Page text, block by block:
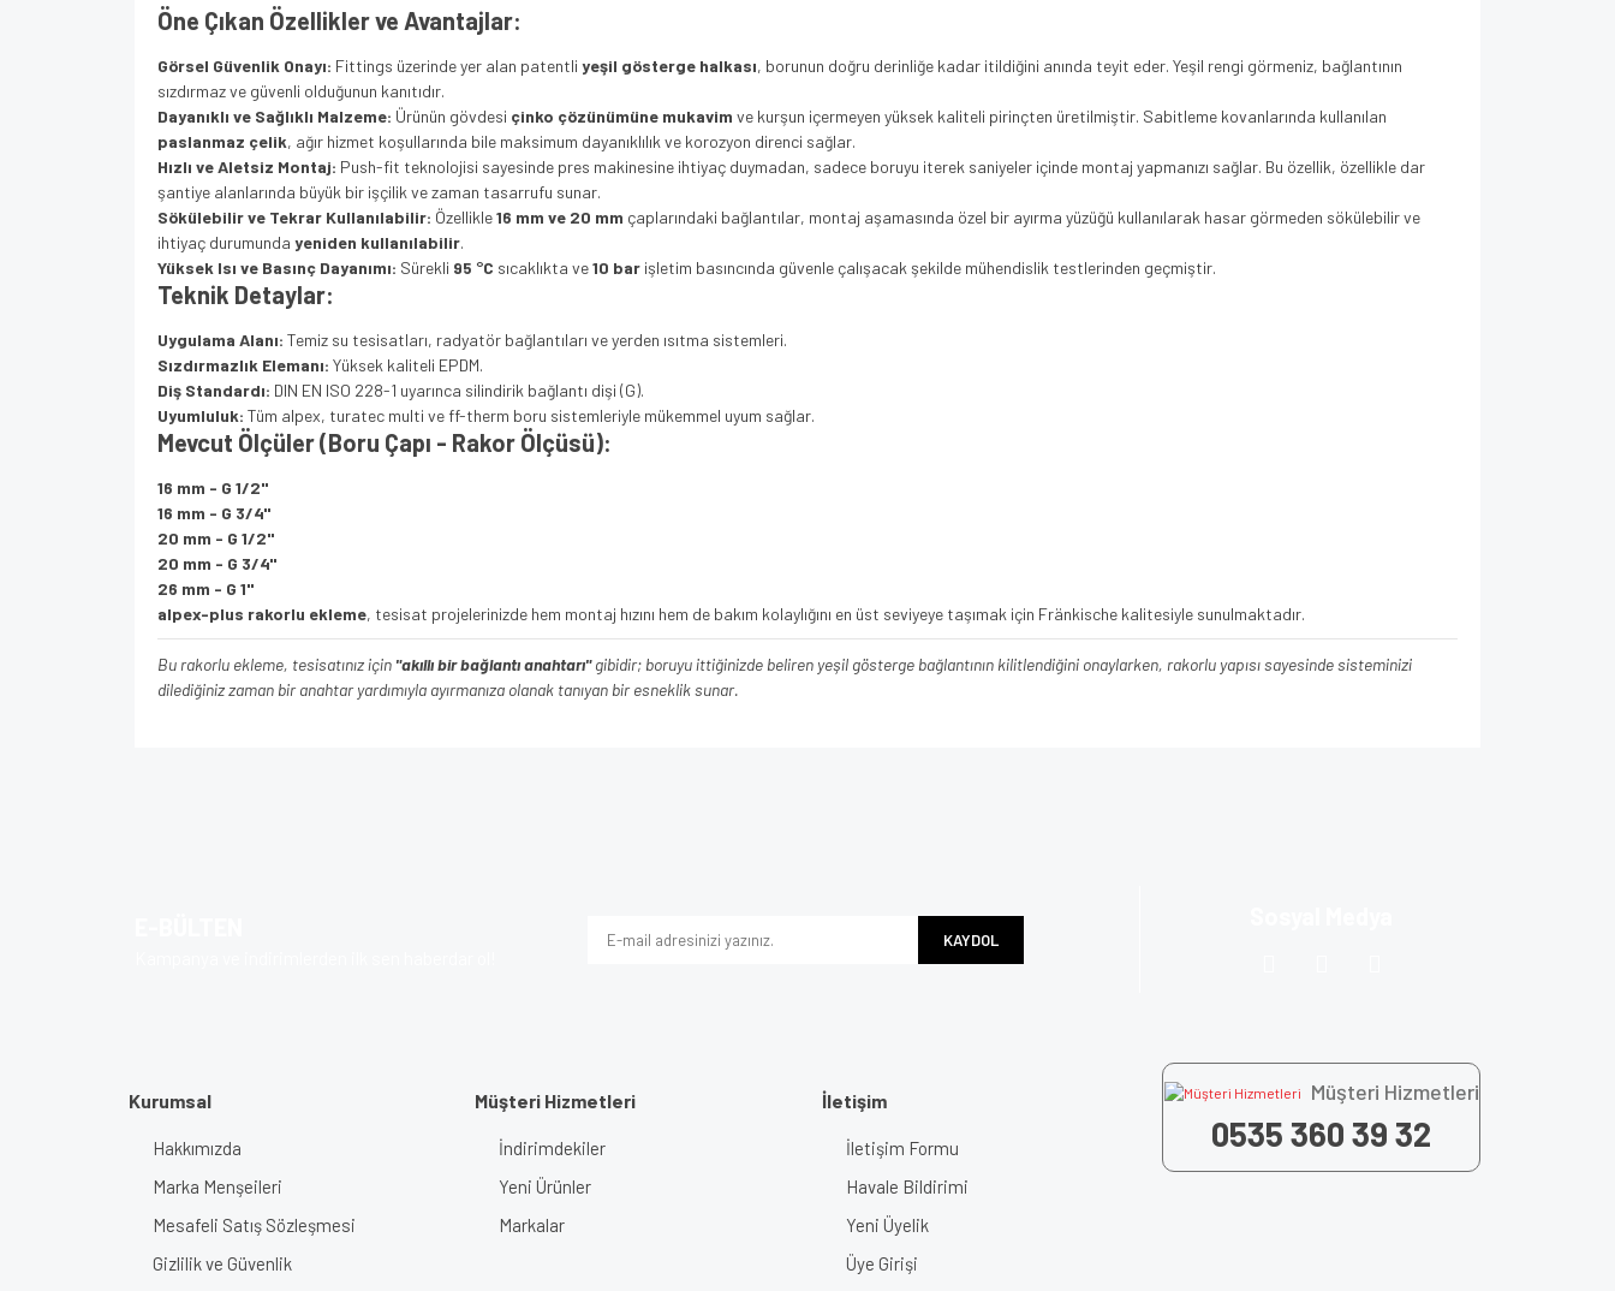
Öne Çıkan Özellikler ve Avantajlar:
Görsel Güvenlik Onayı: Fittings üzerinde yer alan patentli yeşil gösterge halkası, borunun doğru derinliğe kadar itildiğini anında teyit eder. Yeşil rengi görmeniz, bağlantının
sızdırmaz ve güvenli olduğunun kanıtıdır.
Dayanıklı ve Sağlıklı Malzeme: Ürünün gövdesi çinko çözünümüne mukavim ve kurşun içermeyen yüksek kaliteli pirinçten üretilmiştir. Sabitleme kovanlarında kullanılan
paslanmaz çelik, ağır hizmet koşullarında bile maksimum dayanıklılık ve korozyon direnci sağlar.
Hızlı ve Aletsiz Montaj: Push-fit teknolojisi sayesinde pres makinesine ihtiyaç duymadan, sadece boruyu iterek saniyeler içinde montaj yapmanızı sağlar. Bu özellik, özellikle dar
şantiye alanlarında büyük bir işçilik ve zaman tasarrufu sunar.
Sökülebilir ve Tekrar Kullanılabilir: Özellikle16 mm ve 20 mm çaplarındaki bağlantılar, montaj aşamasında özel bir ayırma yüzüğü kullanılarak hasar görmeden sökülebilir ve
ihtiyaç durumunda yeniden kullanılabilir.
Yüksek Isı ve Basınç Dayanımı: Sürekli 95 °C sıcaklıkta ve10 bar işletim basıncında güvenle çalışacak şekilde mühendislik testlerinden geçmiştir.
Teknik Detaylar:
Uygulama Alanı: Temiz su tesisatları, radyatör bağlantıları ve yerden ısıtma sistemleri.
Sızdırmazlık Elemanı: Yüksek kaliteli EPDM.
Diş Standardı: DIN EN ISO 228-1 uyarınca silindirik bağlantı dişi (G).
Uyumluluk: Tüm alpex, turatec multi ve ff-therm boru sistemleriyle mükemmel uyum sağlar.
Mevcut Ölçüler (Boru Çapı - Rakor Ölçüsü):
16 mm - G 1/2"
16 mm - G 3/4"
20 mm - G 1/2"
20 mm - G 3/4"
26 mm - G 1"
alpex-plus rakorlu ekleme, tesisat projelerinizde hem montaj hızını hem de bakım kolaylığını en üst seviyeye taşımak için Fränkische kalitesiyle sunulmaktadır.
Bu rakorlu ekleme, tesisatınız için "akıllı bir bağlantı anahtarı"gibidir; boruyu ittiğinizde beliren yeşil gösterge bağlantının kilitlendiğini onaylarken, rakorlu yapısı sayesinde sisteminizi
dilediğiniz zaman bir anahtar yardımıyla ayırmanıza olanak tanıyan bir esneklik sunar.
KAYDOL
Kurumsal
Hakkımızda
Marka Menşeileri
Mesafeli Satış Sözleşmesi
Gizlilik ve Güvenlik
Müşteri Hizmetleri
İndirimdekiler
Yeni Ürünler
Markalar
İletişim
İletişim Formu
Havale Bildirimi
Yeni Üyelik
Üye Girişi
Müşteri Hizmetleri
0535 360 39 32